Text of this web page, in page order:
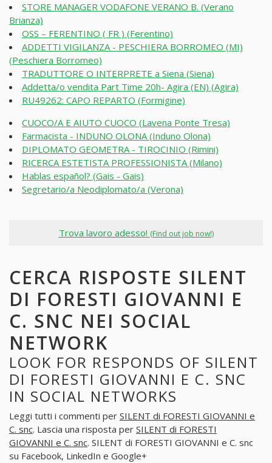
STORE MANAGER VODAFONE VERANO B. (Verano
Brianza)
OSS – FERENTINO ( FR ) (Ferentino)
ADDETTI VIGILANZA - PESCHIERA BORROMEO (MI)
(Peschiera Borromeo)
TRADUTTORE O INTERPRETE a Siena (Siena)
Addetta/o vendita Part Time 20h- Agira (EN) (Agira)
RU49262: CAPO REPARTO (Formigine)
CUOCO/A E AIUTO CUOCO (Lavena Ponte Tresa)
Farmacista - INDUNO OLONA (Induno Olona)
DIPLOMATO GEOMETRA - TIROCINIO (Rimini)
RICERCA ESTETISTA PROFESSIONISTA (Milano)
Hablas español? (Gais - Gais)
Segretario/a Neodiplomato/a (Verona)
Trova lavoro adesso! (Find out job now!)
CERCA RISPOSTE SILENT
DI FORESTI GIOVANNI E
C. SNC NEI SOCIAL
NETWORK
LOOK FOR RESPONDS OF SILENT
DI FORESTI GIOVANNI E C. SNC
IN SOCIAL NETWORKS
Leggi tutti i commenti per SILENT di FORESTI GIOVANNI e
C. snc. Lascia una risposta per SILENT di FORESTI
GIOVANNI e C. snc. SILENT di FORESTI GIOVANNI e C. snc
su Facebook, LinkedIn e Google+